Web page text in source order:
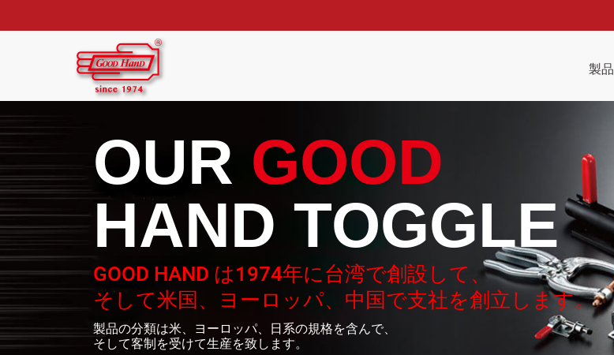
製品
OUR GOOD
HAND TOGGLE
GOOD HAND は1974年に台湾で創設して、
そして米国、ヨーロッパ、中国で支社を創立します。
製品の分類は米、ヨーロッパ、日系の規格を含んで、
そして客制を受けて生産を致します。